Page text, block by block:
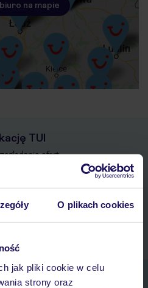
O plikach cookies
jak pliki cookie w celu
strony oraz
na mapie
TUI
ofert
ich udostępniania
newslettera